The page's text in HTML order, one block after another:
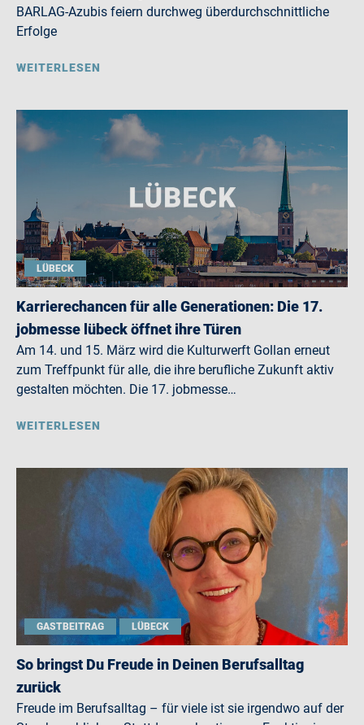
BARLAG-Azubis feiern durchweg überdurchschnittliche
Erfolge
WEITERLESEN
LÜBECK
Karrierechancen für alle Generationen: Die 17.
jobmesse lübeck öffnet ihre Türen
Am 14. und 15. März wird die Kulturwerft Gollan erneut
zum Treffpunkt für alle, die ihre berufliche Zukunft aktiv
gestalten möchten. Die 17. jobmesse…
WEITERLESEN
GASTBEITRAG LÜBECK
So bringst Du Freude in Deinen Berufsalltag
zurück
Freude im Berufsalltag – für viele ist sie irgendwo auf der